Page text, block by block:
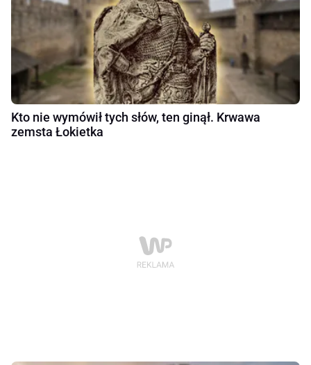
Kto nie wymówił tych słów, ten ginął. Krwawa
zemsta Łokietka